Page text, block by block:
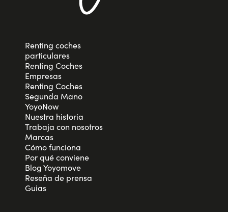
Renting coches
particulares
Renting Coches
Empresas
Renting Coches
Segunda Mano
YoyoNow
Nuestra historia
Trabaja con nosotros
Marcas
Cómo funciona
Por qué conviene
Blog Yoyomove
Reseña de prensa
Guias